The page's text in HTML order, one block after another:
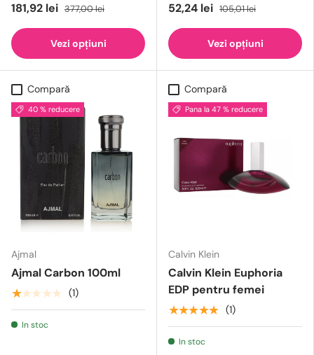
181,92 lei 377,00 lei
Vezi opțiuni
52,24 lei 105,01 lei
Vezi opțiuni
Compară
40 % reducere
Ajmal
Ajmal Carbon 100ml
★★★★★ (1)
In stoc
Compară
Pana la 47 % reducere
Calvin Klein
Calvin Klein Euphoria
EDP pentru femei
★★★★★ (1)
In stoc